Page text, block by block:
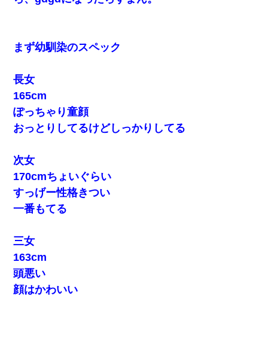
だ！」私「いいけど弁護士通して。私も請求する」夫「」
「お前の父ちゃんは自宅警備員」とかからかわれたけど、実はと
んでもない仕事に就いていた
別れた。その元彼が交通事故で重体になっているらしく…
義兄嫁「娘が大学に入ったら下宿させて」私「しつこい、学校斡
旋のアパートに行け」→ 旦那が義兄に通報したら「志望校を変え
ろ！」とキレて・・・
ワイアラサー主婦、昨晩久しぶりに夫と致した結果ｗｗｗｗｗ
【復讐】義兄嫁「生活費、足りない分を貸してほしい」私「貸す
わけないでしょｗｗｗｗ」→ 理由を話したら泣き出して・・私
（あまりにも希望通り）
まず幼馴染のスペック
長女
165cm
ぽっちゃり童顔
おっとりしてるけどしっかりしてる
次女
170cmちょいぐらい
すっげー性格きつい
一番もてる
三女
163cm
頭悪い
顔はかわいい